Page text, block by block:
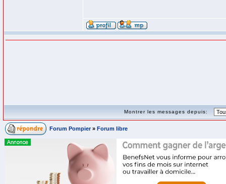
Montrer les messages depuis:
Forum Pompier » Forum libre